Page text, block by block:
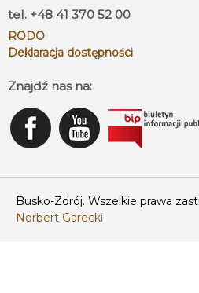
tel. +48 41 370 52 00
RODO
Deklaracja dostępności
Znajdź nas na:
Busko-Zdrój. Wszelkie prawa
Norbert Garecki